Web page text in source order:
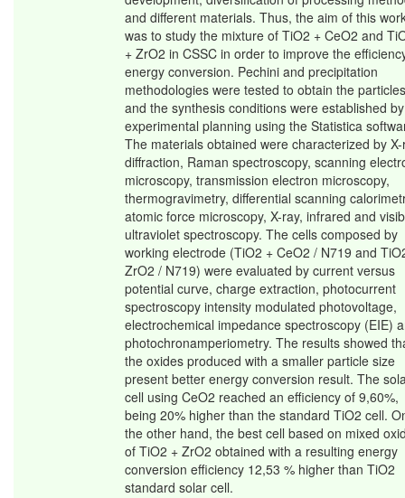
and different materials. Thus, the aim of this
was to study the mixture of TiO2 + CeO2 and
+ ZrO2 in CSSC in order to improve the
energy conversion. Pechini and precipitation
methodologies were tested to obtain the particles
and the synthesis conditions were established by
experimental planning using the Statistica
The materials obtained were characterized by
diffraction, Raman spectroscopy, scanning
microscopy, transmission electron microscopy,
thermogravimetry, differential scanning
atomic force microscopy, X-ray, infrared and
ultraviolet spectroscopy. The cells composed by
working electrode (TiO2 + CeO2 / N719 and
ZrO2 / N719) were evaluated by current versus
potential curve, charge extraction, photocurrent
spectroscopy intensity modulated photovoltage,
electrochemical impedance spectroscopy (EIE)
photochronamperiometry. The results showed
the oxides produced with a smaller particle size
present better energy conversion result. The
cell using CeO2 reached an efficiency of 9,60%,
being 20% higher than the standard TiO2 cell.
the other hand, the best cell based on mixed
of TiO2 + ZrO2 obtained with a resulting energy
conversion efficiency 12,53 % higher than TiO2
standard solar cell.